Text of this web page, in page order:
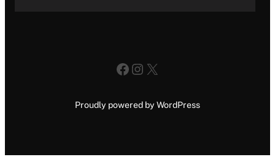
Facebook
Instagram
X
Proudly powered by WordPress